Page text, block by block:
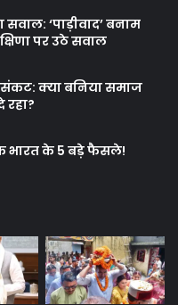
सवाल: ‘पाड़ीवाद’ बनाम
पर उठे सवाल
संकट: क्या बनिया समाज
भारत के 5 बड़े फैसले!